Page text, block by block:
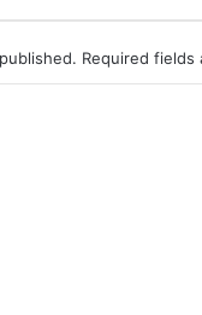
Required fields